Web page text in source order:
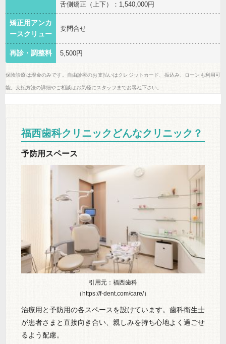
舌側矯正（上下）：1,540,000円
矯正用アンカ
ースクリュー
要問合せ
再診・調整料 5,500円
保険診療は現金のみです。自由診療のお支払いはクレジットカード、振込み、ローンも利用可
能。支払方法の詳細やご相談はお気軽にスタッフまでお尋ね下さい。
福西歯科クリニックどんなクリニック？
予防用スペース
引用元：福西歯科
（https://f-dent.com/care/）
治療用と予防用の各スペースを設けています。歯科衛生士
が患者さまと直接向き合い、親しみを持ち心地よく過ごせ
るよう配慮。